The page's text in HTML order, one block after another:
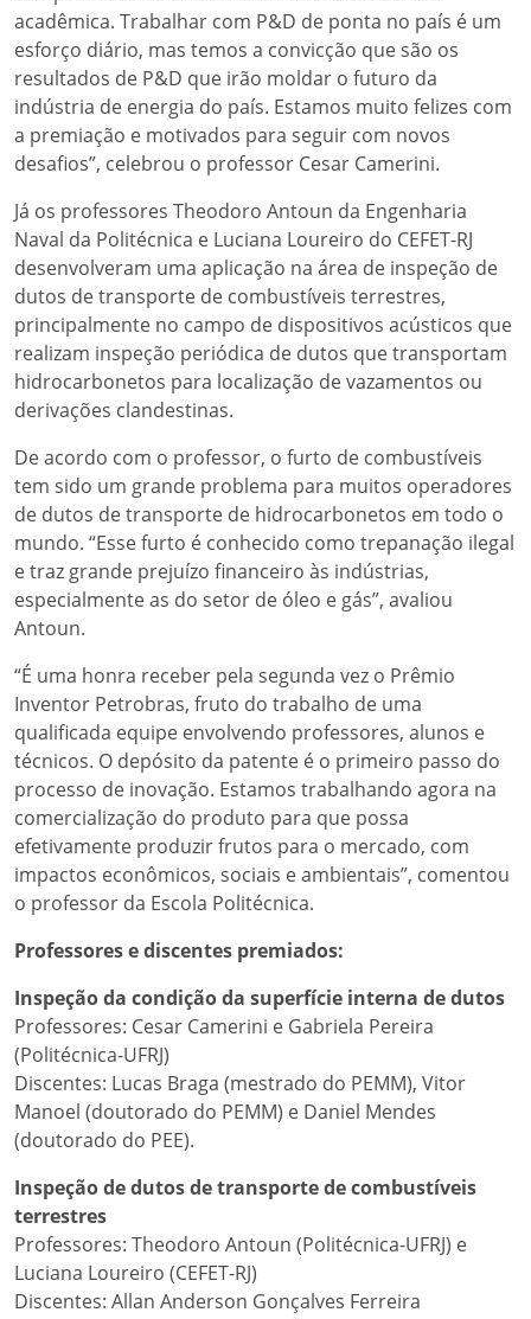
acadêmica. Trabalhar com P&D de ponta no país é um
esforço diário, mas temos a convicção que são os
resultados de P&D que irão moldar o futuro da
indústria de energia do país. Estamos muito felizes com
a premiação e motivados para seguir com novos
desafios”, celebrou o professor Cesar Camerini.
Já os professores Theodoro Antoun da Engenharia
Naval da Politécnica e Luciana Loureiro do CEFET-RJ
desenvolveram uma aplicação na área de inspeção de
dutos de transporte de combustíveis terrestres,
principalmente no campo de dispositivos acústicos que
realizam inspeção periódica de dutos que transportam
hidrocarbonetos para localização de vazamentos ou
derivações clandestinas.
De acordo com o professor, o furto de combustíveis
tem sido um grande problema para muitos operadores
de dutos de transporte de hidrocarbonetos em todo o
mundo. “Esse furto é conhecido como trepanação ilegal
e traz grande prejuízo financeiro às indústrias,
especialmente as do setor de óleo e gás”, avaliou
Antoun.
“É uma honra receber pela segunda vez o Prêmio
Inventor Petrobras, fruto do trabalho de uma
qualificada equipe envolvendo professores, alunos e
técnicos. O depósito da patente é o primeiro passo do
processo de inovação. Estamos trabalhando agora na
comercialização do produto para que possa
efetivamente produzir frutos para o mercado, com
impactos econômicos, sociais e ambientais”, comentou
o professor da Escola Politécnica.
Professores e discentes premiados:
Inspeção da condição da superfície interna de dutos
Professores: Cesar Camerini e Gabriela Pereira
(Politécnica-UFRJ)
Discentes: Lucas Braga (mestrado do PEMM), Vitor
Manoel (doutorado do PEMM) e Daniel Mendes
(doutorado do PEE).
Inspeção de dutos de transporte de combustíveis
terrestres
Professores: Theodoro Antoun (Politécnica-UFRJ) e
Luciana Loureiro (CEFET-RJ)
Discentes: Allan Anderson Gonçalves Ferreira